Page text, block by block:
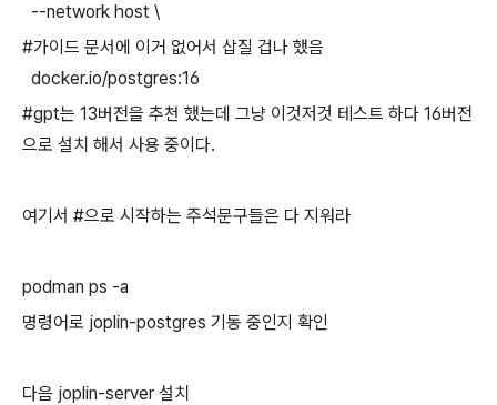
--network host \
#가이드 문서에 이거 없어서 삽질 겁나 했음
docker.io/postgres:16
#gpt는 13버전을 추천 했는데 그냥 이것저것 테스트 하다 16버전
으로 설치 해서 사용 중이다.
여기서 #으로 시작하는 주석문구들은 다 지워라
podman ps -a
명령어로 joplin-postgres 기동 중인지 확인
다음 joplin-server 설치